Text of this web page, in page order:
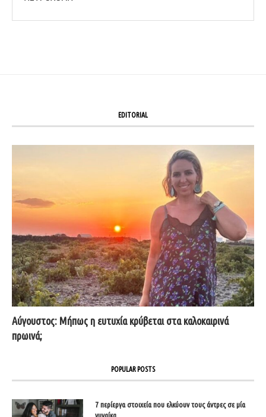
EDITORIAL
Αύγουστος: Μήπως η ευτυχία κρύβεται στα καλοκαιρινά
πρωινά;
POPULAR POSTS
7 περίεργα στοιχεία που ελκύουν τους άντρες σε μία
γυναίκα